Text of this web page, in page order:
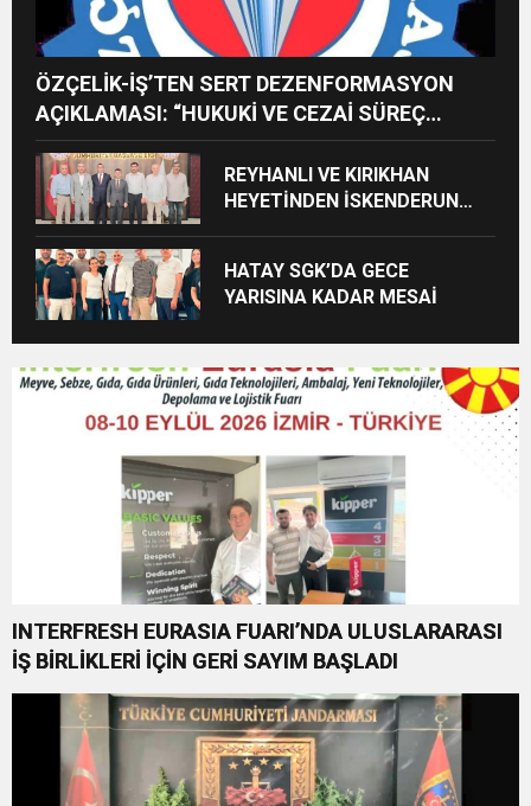
ÖZÇELİK-İŞ’TEN SERT DEZENFORMASYON
AÇIKLAMASI: “HUKUKİ VE CEZAİ SÜREÇ
BAŞLATILDI”
REYHANLI VE KIRIKHAN
HEYETİNDEN İSKENDERUN
HATAY SGK’DA GECE
YARISINA KADAR MESAİ
INTERFRESH EURASIA FUARI’NDA ULUSLARARASI
İŞ BİRLİKLERİ İÇİN GERİ SAYIM BAŞLADI